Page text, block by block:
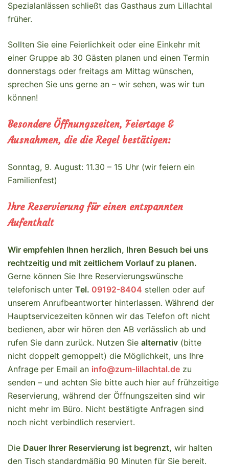
Spezialanlässen schließt das Gasthaus zum Lillachtal
früher.
Sollten Sie eine Feierlichkeit oder eine Einkehr mit
einer Gruppe ab 30 Gästen planen und einen Termin
donnerstags oder freitags am Mittag wünschen,
sprechen Sie uns gerne an – wir sehen, was wir tun
können!
Besondere Öffnungszeiten, Feiertage &
Ausnahmen, die die Regel bestätigen:
Sonntag, 9. August: 11.30 – 15 Uhr (wir feiern ein
Familienfest)
Ihre Reservierung für einen entspannten
Aufenthalt
Wir empfehlen Ihnen herzlich, Ihren Besuch bei uns
rechtzeitig und mit zeitlichem Vorlauf zu planen.
Gerne können Sie Ihre Reservierungswünsche
telefonisch unter Tel. 09192-8404 stellen oder auf
unserem Anrufbeantworter hinterlassen. Während der
Hauptservicezeiten können wir das Telefon oft nicht
bedienen, aber wir hören den AB verlässlich ab und
rufen Sie dann zurück. Nutzen Sie alternativ (bitte
nicht doppelt gemoppelt) die Möglichkeit, uns Ihre
Anfrage per Email an info@zum-lillachtal.de zu
senden – und achten Sie bitte auch hier auf frühzeitige
Reservierung, während der Öffnungszeiten sind wir
nicht mehr im Büro. Nicht bestätigte Anfragen sind
noch nicht verbindlich reserviert.
Die Dauer Ihrer Reservierung ist begrenzt, wir halten
den Tisch standardmäßig 90 Minuten für Sie bereit.